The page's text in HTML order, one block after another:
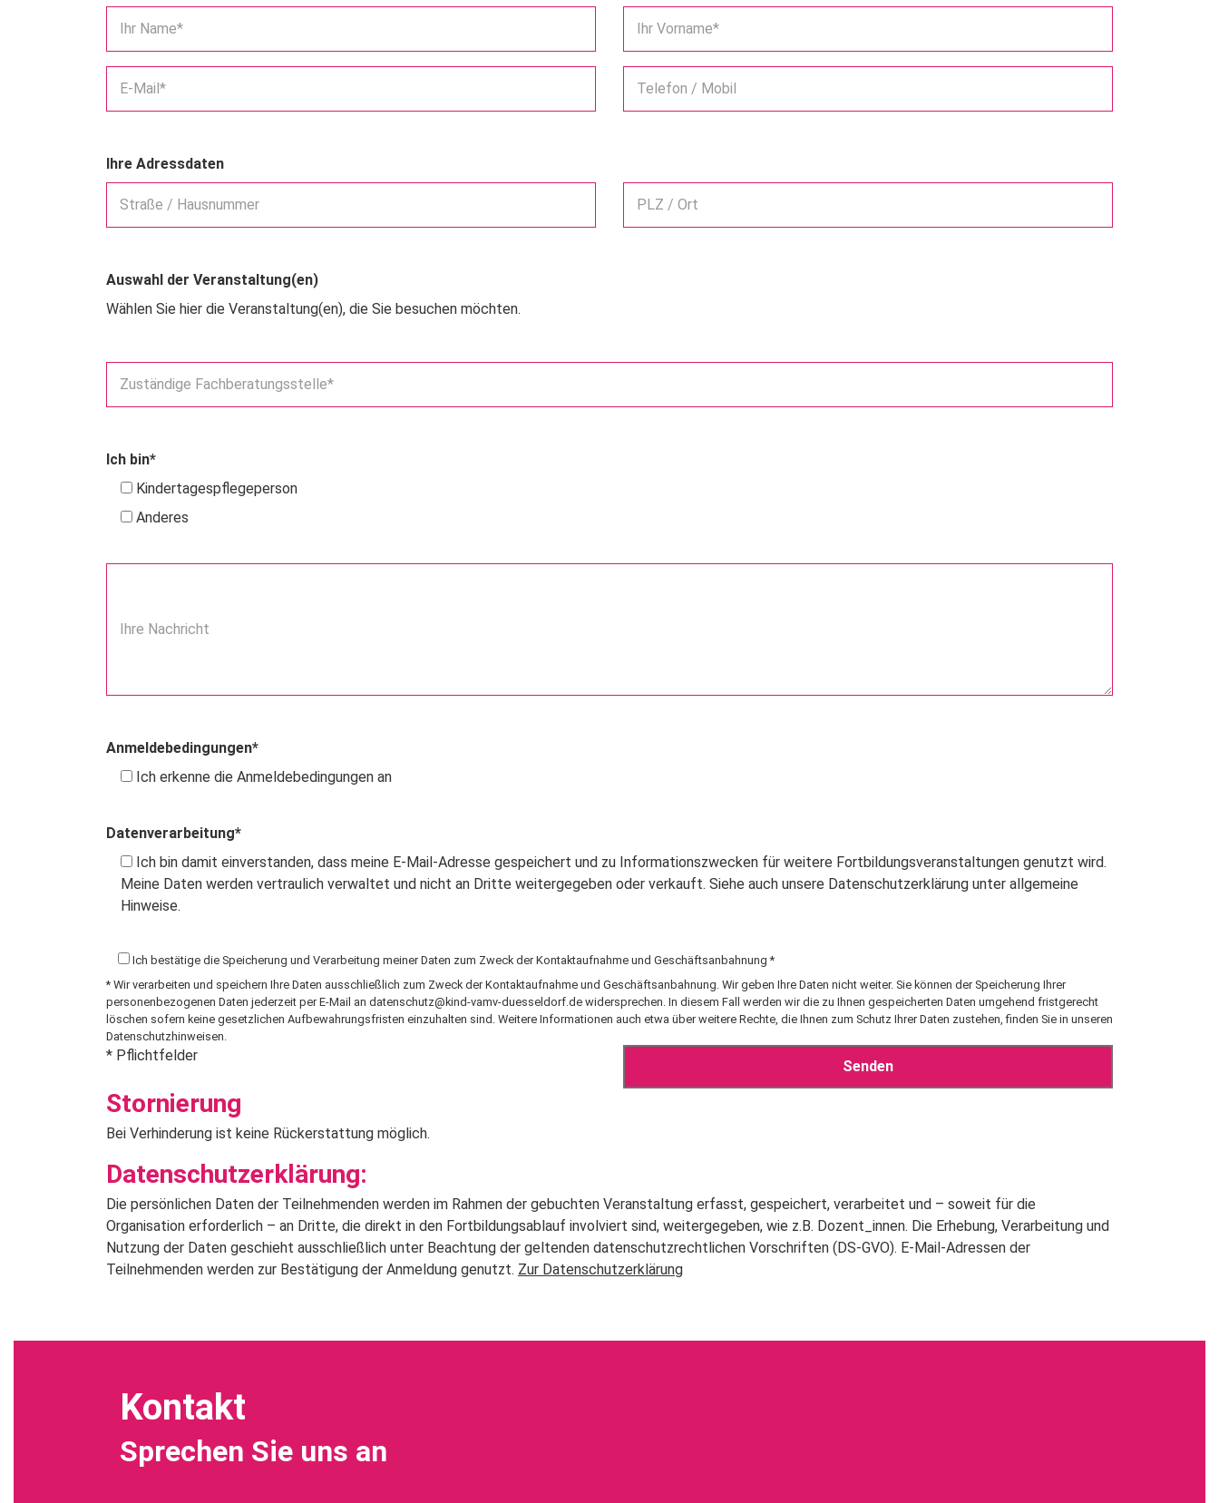
Ihr Name* Ihr Vorname*
E-Mail* Telefon / Mobil
Ihre Adressdaten
Straße / Hausnummer PLZ / Ort
Auswahl der Veranstaltung(en)
Wählen Sie hier die Veranstaltung(en), die Sie besuchen möchten.
Zuständige Fachberatungsstelle*
Ich bin*
Kindertagespflegeperson
Anderes
Ihre Nachricht
Anmeldebedingungen*
Ich erkenne die Anmeldebedingungen an
Datenverarbeitung*
Ich bin damit einverstanden, dass meine E-Mail-Adresse gespeichert und zu Informationszwecken für weitere Fortbildungsveranstaltungen genutzt wird.
Meine Daten werden vertraulich verwaltet und nicht an Dritte weitergegeben oder verkauft. Siehe auch unsere Datenschutzerklärung unter allgemeine
Hinweise.
Ich bestätige die Speicherung und Verarbeitung meiner Daten zum Zweck der Kontaktaufnahme und Geschäftsanbahnung *
* Wir verarbeiten und speichern Ihre Daten ausschließlich zum Zweck der Kontaktaufnahme und Geschäftsanbahnung. Wir geben Ihre Daten nicht weiter. Sie können der Speicherung Ihrer
personenbezogenen Daten jederzeit per E-Mail an datenschutz@kind-vamv-duesseldorf.de widersprechen. In diesem Fall werden wir die zu Ihnen gespeicherten Daten umgehend fristgerecht
löschen sofern keine gesetzlichen Aufbewahrungsfristen einzuhalten sind. Weitere Informationen auch etwa über weitere Rechte, die Ihnen zum Schutz Ihrer Daten zustehen, finden Sie in unseren
Datenschutzhinweisen.
* Pflichtfelder
Stornierung
Bei Verhinderung ist keine Rückerstattung möglich.
Datenschutzerklärung:
Die persönlichen Daten der Teilnehmenden werden im Rahmen der gebuchten Veranstaltung erfasst, gespeichert, verarbeitet und – soweit für die
Organisation erforderlich – an Dritte, die direkt in den Fortbildungsablauf involviert sind, weitergegeben, wie z.B. Dozent_innen. Die Erhebung, Verarbeitung und
Nutzung der Daten geschieht ausschließlich unter Beachtung der geltenden datenschutzrechtlichen Vorschriften (DS-GVO). E-Mail-Adressen der
Teilnehmenden werden zur Bestätigung der Anmeldung genutzt. Zur Datenschutzerklärung
Kontakt
Sprechen Sie uns an